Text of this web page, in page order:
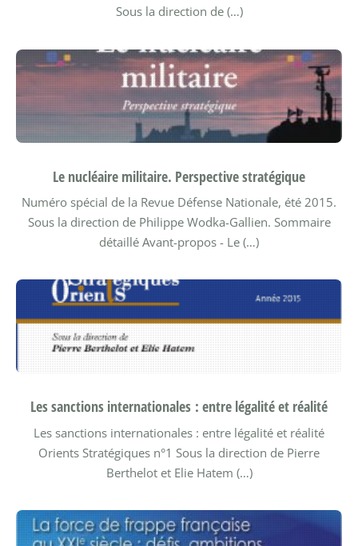
Sous la direction de (…)
Le nucléaire militaire. Perspective stratégique
Numéro spécial de la Revue Défense Nationale, été 2015.
Sous la direction de Philippe Wodka-Gallien. Sommaire
détaillé Avant-propos - Le (…)
Les sanctions internationales : entre légalité et réalité
Les sanctions internationales : entre légalité et réalité
Orients Stratégiques n°1 Sous la direction de Pierre
Berthelot et Elie Hatem (…)